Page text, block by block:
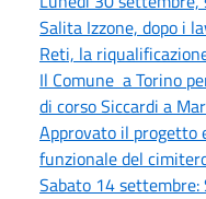
Salita Izzone, dopo i
Reti, la
Il Comune a Torino
di corso Siccardi a
Approvato il progetto
funzionale del
Sabato 14